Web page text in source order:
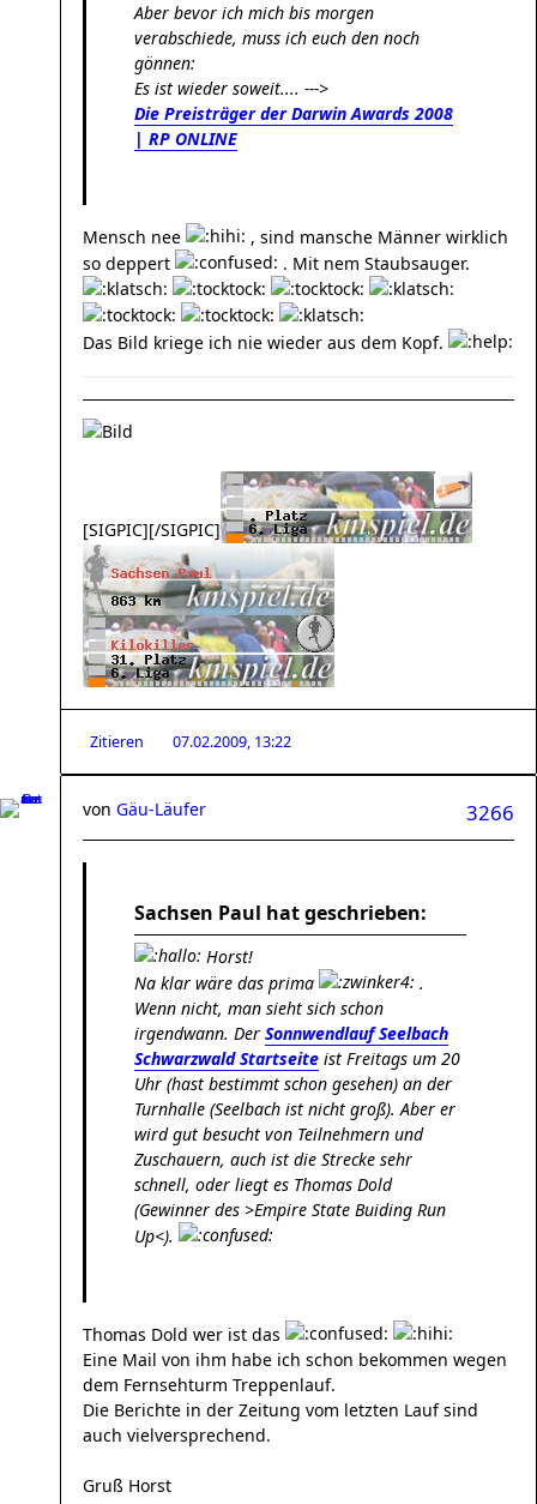
Aber bevor ich mich bis morgen
verabschiede, muss ich euch den noch
gönnen:
Es ist wieder soweit.... --->
Die Preisträger der Darwin Awards 2008
| RP ONLINE
Mensch nee
, sind mansche Männer wirklich
so deppert
. Mit nem Staubsauger.
Das Bild kriege ich nie wieder aus dem Kopf.
[SIGPIC][/SIGPIC]
Zitieren 07.02.2009, 13:22
3266
von Gäu-Läufer
Sachsen Paul hat geschrieben:
Horst!
Na klar wäre das prima
.
Wenn nicht, man sieht sich schon
irgendwann. Der Sonnwendlauf Seelbach
Schwarzwald Startseite ist Freitags um 20
Uhr (hast bestimmt schon gesehen) an der
Turnhalle (Seelbach ist nicht groß). Aber er
wird gut besucht von Teilnehmern und
Zuschauern, auch ist die Strecke sehr
schnell, oder liegt es Thomas Dold
(Gewinner des >Empire State Buiding Run
Up<).
Thomas Dold wer ist das
Eine Mail von ihm habe ich schon bekommen wegen
dem Fernsehturm Treppenlauf.
Die Berichte in der Zeitung vom letzten Lauf sind
auch vielversprechend.
Gruß Horst